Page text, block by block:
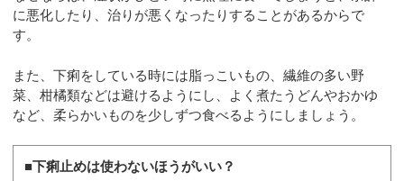
に悪化したり、治りが悪くなったりすることがあるからで
す。
また、下痢をしている時には脂っこいもの、繊維の多い野
菜、柑橘類などは避けるようにし、よく煮たうどんやおかゆ
など、柔らかいものを少しずつ食べるようにしましょう。
■下痢止めは使わないほうがいい？